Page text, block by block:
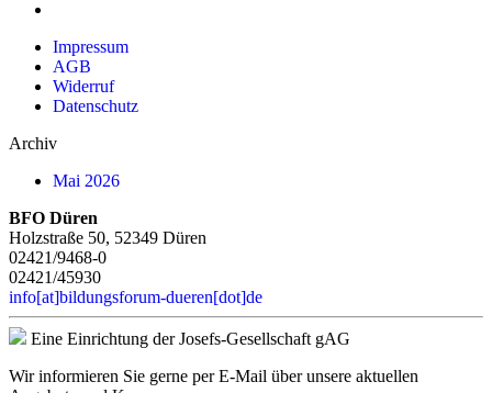
Impressum
AGB
Widerruf
Datenschutz
Archiv
Mai 2026
BFO Düren
Holzstraße 50, 52349 Düren
02421/9468-0
02421/45930
info[at]bildungsforum-dueren[dot]de
Eine Einrichtung der Josefs-Gesellschaft gAG
Wir informieren Sie gerne per E-Mail über unsere aktuellen